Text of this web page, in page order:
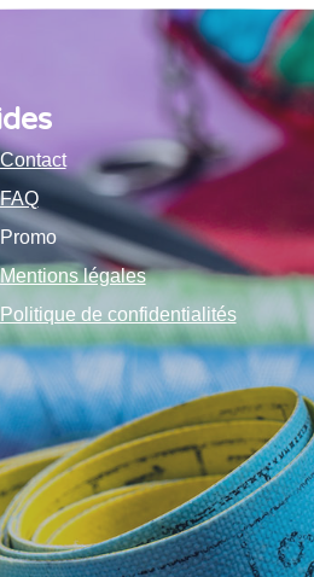
Contact
FAQ
Promo
Mentions légales
Politique de confidentialités